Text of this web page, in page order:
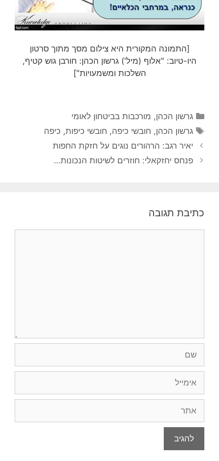
[התמונה המקורית היא צילום מסך מתוך סרטון
היו-טיוב: "אלוף (מיל') גרשון הכהן: חורבן גוש קטיף,
השלכות ומשמעויות"]
קטגוריות
גרשון הכהן, מורכבות בביטחון לאומי
תגיות
גרשון הכהן, חובשי כיפה, חובשי כיפות, כיפה
יאיר רגב: הרהורים נוגים על חזקת החפות
פנחס יחזקאלי: חוזרים לשיטות הנכונות…
כתיבת תגובה